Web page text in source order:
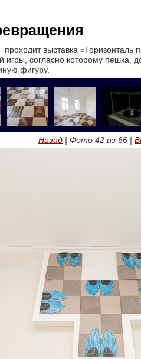
выставка «Горизонталь
согласно которому пешка,
фигуру.
Назад | Фото 42 из 66 |